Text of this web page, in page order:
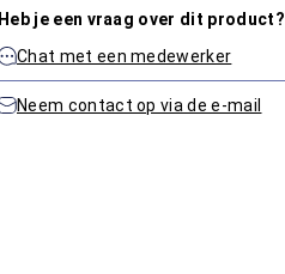
Heb je een vraag over dit product?
Chat met een medewerker
Neem contact op via de e-mail